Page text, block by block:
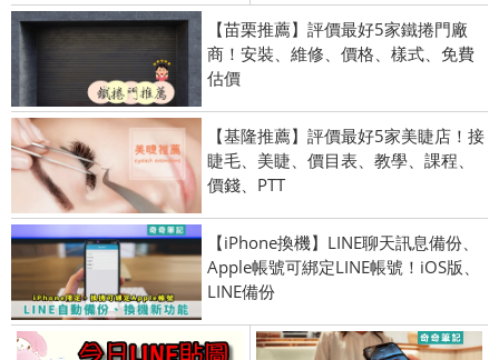
【苗栗推薦】評價最好5家鐵捲門廠
商！安裝、維修、價格、樣式、免費
估價
【基隆推薦】評價最好5家美睫店！接
睫毛、美睫、價目表、教學、課程、
價錢、PTT
【iPhone換機】LINE聊天訊息備份、
Apple帳號可綁定LINE帳號！iOS版、
LINE備份